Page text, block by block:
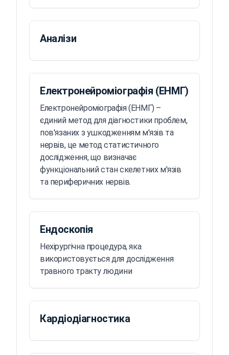
Аналізи
Електронейроміографія (ЕНМГ)
Електронейроміографія (ЕНМГ) –
єдиний метод для діагностики проблем,
пов'язаних з ушкодженням м'язів та
нервів, це метод статистичного
дослідження, що визначає
функціональний стан скелетних м'язів
та периферичних нервів.
Ендоскопія
Нехірургічна процедура, яка
використовується для дослідження
травного тракту людини
Кардіодіагностика